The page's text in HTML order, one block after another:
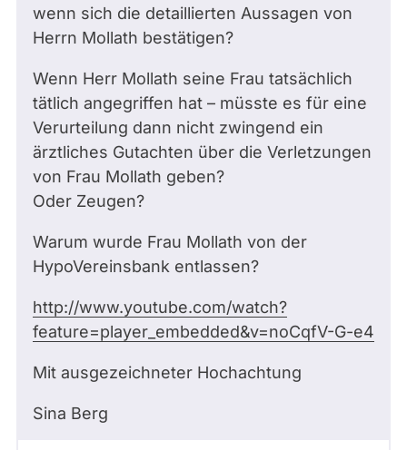
wenn sich die detaillierten Aussagen von
Herrn Mollath bestätigen?
Wenn Herr Mollath seine Frau tatsächlich
tätlich angegriffen hat – müsste es für eine
Verurteilung dann nicht zwingend ein
ärztliches Gutachten über die Verletzungen
von Frau Mollath geben?
Oder Zeugen?
Warum wurde Frau Mollath von der
HypoVereinsbank entlassen?
http://www.youtube.com/watch?
feature=player_embedded&v=noCqfV-G-e4
Mit ausgezeichneter Hochachtung
Sina Berg